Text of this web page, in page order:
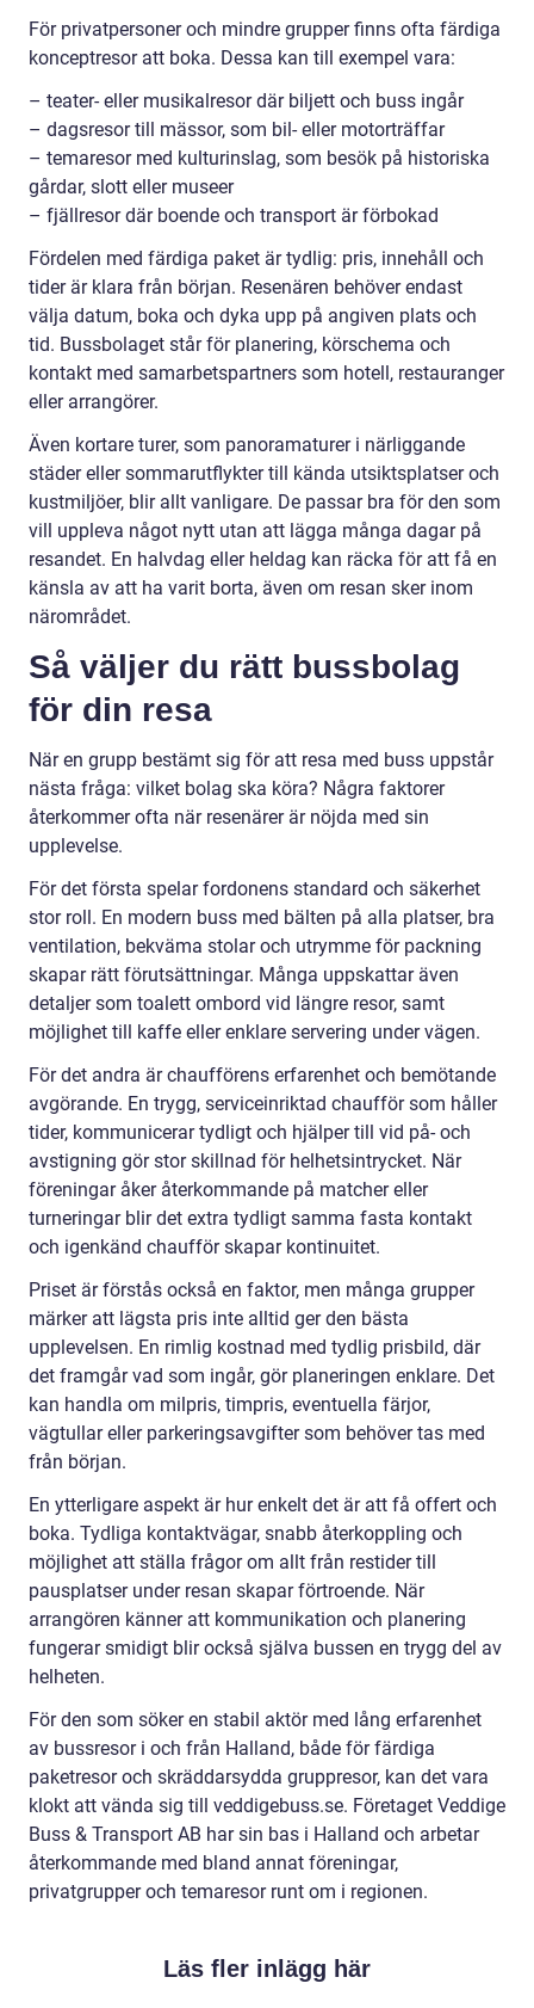
För privatpersoner och mindre grupper finns ofta färdiga
konceptresor att boka. Dessa kan till exempel vara:
– teater- eller musikalresor där biljett och buss ingår
– dagsresor till mässor, som bil- eller motorträffar
– temaresor med kulturinslag, som besök på historiska
gårdar, slott eller museer
– fjällresor där boende och transport är förbokad
Fördelen med färdiga paket är tydlig: pris, innehåll och
tider är klara från början. Resenären behöver endast
välja datum, boka och dyka upp på angiven plats och
tid. Bussbolaget står för planering, körschema och
kontakt med samarbetspartners som hotell, restauranger
eller arrangörer.
Även kortare turer, som panoramaturer i närliggande
städer eller sommarutflykter till kända utsiktsplatser och
kustmiljöer, blir allt vanligare. De passar bra för den som
vill uppleva något nytt utan att lägga många dagar på
resandet. En halvdag eller heldag kan räcka för att få en
känsla av att ha varit borta, även om resan sker inom
närområdet.
Så väljer du rätt bussbolag
för din resa
När en grupp bestämt sig för att resa med buss uppstår
nästa fråga: vilket bolag ska köra? Några faktorer
återkommer ofta när resenärer är nöjda med sin
upplevelse.
För det första spelar fordonens standard och säkerhet
stor roll. En modern buss med bälten på alla platser, bra
ventilation, bekväma stolar och utrymme för packning
skapar rätt förutsättningar. Många uppskattar även
detaljer som toalett ombord vid längre resor, samt
möjlighet till kaffe eller enklare servering under vägen.
För det andra är chaufförens erfarenhet och bemötande
avgörande. En trygg, serviceinriktad chaufför som håller
tider, kommunicerar tydligt och hjälper till vid på- och
avstigning gör stor skillnad för helhetsintrycket. När
föreningar åker återkommande på matcher eller
turneringar blir det extra tydligt samma fasta kontakt
och igenkänd chaufför skapar kontinuitet.
Priset är förstås också en faktor, men många grupper
märker att lägsta pris inte alltid ger den bästa
upplevelsen. En rimlig kostnad med tydlig prisbild, där
det framgår vad som ingår, gör planeringen enklare. Det
kan handla om milpris, timpris, eventuella färjor,
vägtullar eller parkeringsavgifter som behöver tas med
från början.
En ytterligare aspekt är hur enkelt det är att få offert och
boka. Tydliga kontaktvägar, snabb återkoppling och
möjlighet att ställa frågor om allt från restider till
pausplatser under resan skapar förtroende. När
arrangören känner att kommunikation och planering
fungerar smidigt blir också själva bussen en trygg del av
helheten.
För den som söker en stabil aktör med lång erfarenhet
av bussresor i och från Halland, både för färdiga
paketresor och skräddarsydda gruppresor, kan det vara
klokt att vända sig till veddigebuss.se. Företaget Veddige
Buss & Transport AB har sin bas i Halland och arbetar
återkommande med bland annat föreningar,
privatgrupper och temaresor runt om i regionen.
Läs fler inlägg här